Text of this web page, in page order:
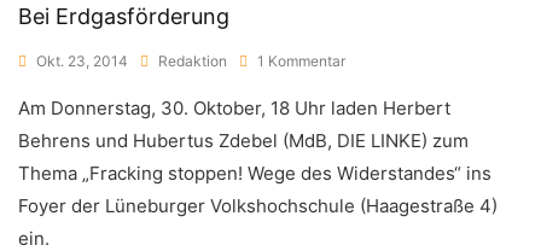
Bei Erdgasförderung
Okt. 23, 2014 Redaktion 1 KommentarZu
Schon
Fracking
Große
Probleme
Bei
Am Donnerstag, 30. Oktober, 18 Uhr laden Herbert
Behrens und Hubertus Zdebel (MdB, DIE LINKE) zum
Thema „Fracking stoppen! Wege des Widerstandes“ ins
Foyer der Lüneburger Volkshochschule (Haagestraße 4)
ein.